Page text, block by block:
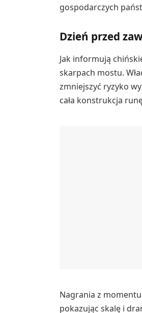
gospodarczych
Dzień przed
Jak informują
skarpach mostu.
zmniejszyć ryzyko
cała konstrukcja
Nagrania z momentu
pokazując skalę i